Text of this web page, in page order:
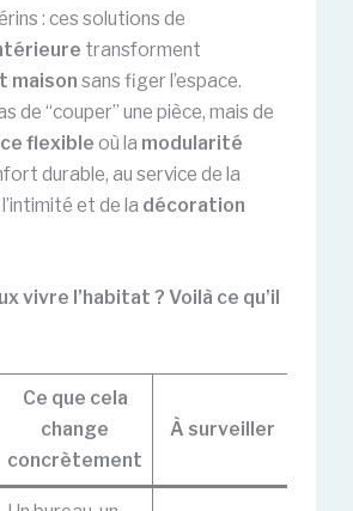
: ces solutions de
transforment
maison sans figer l’espace.
de “couper” une pièce, mais de
flexible où la modularité
durable, au service de la
et de la décoration
vivre l’habitat ? Voilà ce qu’il
Ce que cela
change
concrètement
À surveiller